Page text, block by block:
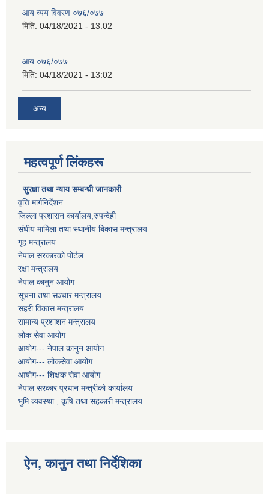
आय व्यय विवरण ०७६/०७७
मिति: 04/18/2021 - 13:02
आय ०७६/०७७
मिति: 04/18/2021 - 13:02
अन्य
महत्वपूर्ण लिंकहरू
सुरक्षा तथा न्याय सम्बन्धी जानकारी
वृत्ति मार्गनिर्देशन
जिल्ला प्रशासन कार्यालय,रुपन्देही
संघीय मामिला तथा स्थानीय बिकास मन्त्रालय
गृह मन्त्रालय
नेपाल सरकारको पोर्टल
रक्षा मन्त्रालय
नेपाल कानुन आयोग
सूचना तथा सञ्चार मन्त्रालय
सहरी विकास मन्त्रालय
सामान्य प्रशाशन मन्त्रालय
लोक सेवा आयोग
आयोग--- नेपाल कानुन आयोग
आयोग--- लोकसेवा आयोग
आयोग--- शिक्षक सेवा आयोग
नेपाल सरकार प्रधान मन्त्रीको कार्यालय
भुमि व्यवस्था , कृषि तथा सहकारी मन्त्रालय
ऐन, कानुन तथा निर्देशिका